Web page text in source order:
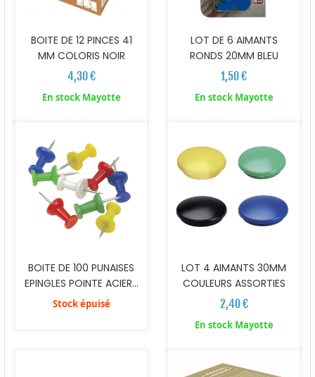
BOITE DE 12 PINCES 41
MM COLORIS NOIR
4,30 €
En stock Mayotte
LOT DE 6 AIMANTS
RONDS 20MM BLEU
1,50 €
En stock Mayotte
BOITE DE 100 PUNAISES
EPINGLES POINTE ACIER...
Stock épuisé
LOT 4 AIMANTS 30MM
COULEURS ASSORTIES
2,40 €
En stock Mayotte